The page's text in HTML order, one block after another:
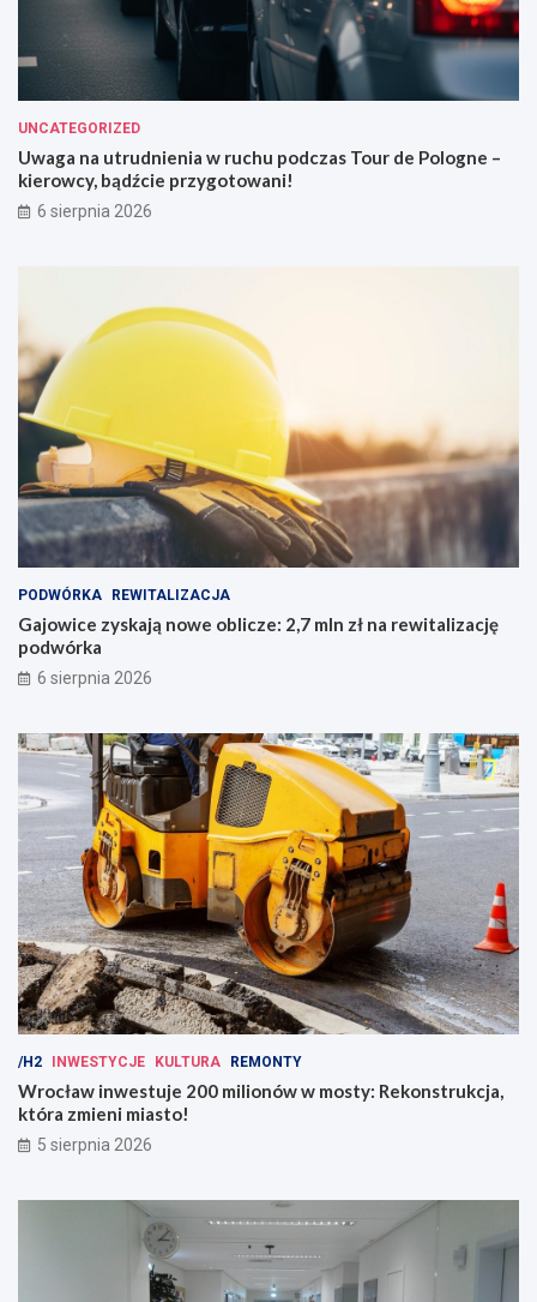
UNCATEGORIZED
Uwaga na utrudnienia w ruchu podczas Tour de Pologne –
kierowcy, bądźcie przygotowani!
6 sierpnia 2026
PODWÓRKA REWITALIZACJA
Gajowice zyskają nowe oblicze: 2,7 mln zł na rewitalizację
podwórka
6 sierpnia 2026
/H2 INWESTYCJE KULTURA REMONTY
Wrocław inwestuje 200 milionów w mosty: Rekonstrukcja,
która zmieni miasto!
5 sierpnia 2026